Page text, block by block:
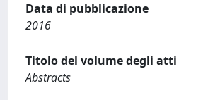
Data di pubblicazione
2016
Titolo del volume degli atti
Abstracts